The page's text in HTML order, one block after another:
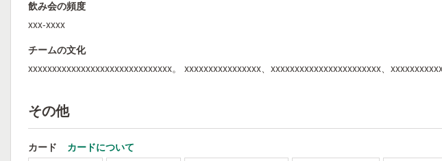
飲み会の頻度
xxx-xxxx
チームの文化
xxxxxxxxxxxxxxxxxxxxxxxxxxxxxx。 xxxxxxxxxxxxxxxx、xxxxxxxxxxxxxxxxxxxxxxx、
その他
カード カードについて